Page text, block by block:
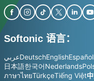
Softonic 语言：
عربيDeutschEnglishEspañol
日本語한국어Nederlands
ภาษาไทยTürkçeTiếng Việt